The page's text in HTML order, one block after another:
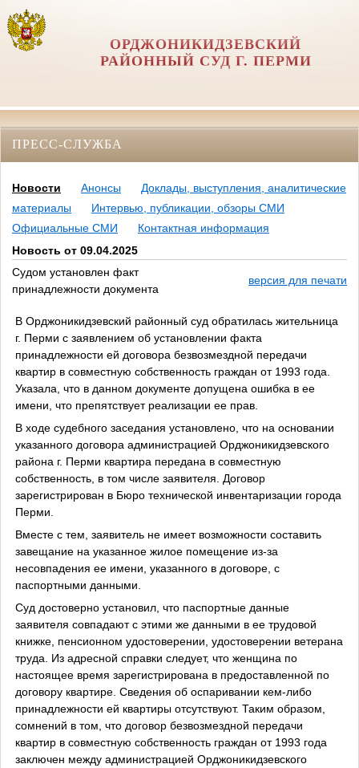
ОРДЖОНИКИДЗЕВСКИЙ
РАЙОННЫЙ СУД Г. ПЕРМИ
ПРЕСС-СЛУЖБА
Новости Анонсы
Доклады, выступления, аналитические
материалы
Интервью, публикации, обзоры СМИ
Официальные СМИ
Контактная информация
Новость от 09.04.2025
Судом установлен факт
принадлежности документа
версия для печати
В Орджоникидзевский районный суд обратилась жительница
г. Перми с заявлением об установлении факта
принадлежности ей договора безвозмездной передачи
квартир в совместную собственность граждан от 1993 года.
Указала, что в данном документе допущена ошибка в ее
имени, что препятствует реализации ее прав.
В ходе судебного заседания установлено, что на основании
указанного договора администрацией Орджоникидзевского
района г. Перми квартира передана в совместную
собственность, в том числе заявителя. Договор
зарегистрирован в Бюро технической инвентаризации города
Перми.
Вместе с тем, заявитель не имеет возможности составить
завещание на указанное жилое помещение из-за
несовпадения ее имени, указанного в договоре, с
паспортными данными.
Суд достоверно установил, что паспортные данные
заявителя совпадают с этими же данными в ее трудовой
книжке, пенсионном удостоверении, удостоверении ветерана
труда. Из адресной справки следует, что женщина по
настоящее время зарегистрирована в предоставленной по
договору квартире. Сведения об оспаривании кем-либо
принадлежности ей квартиры отсутствуют. Таким образом,
сомнений в том, что договор безвозмездной передачи
квартир в совместную собственность граждан от 1993 года
заключен между администрацией Орджоникидзевского